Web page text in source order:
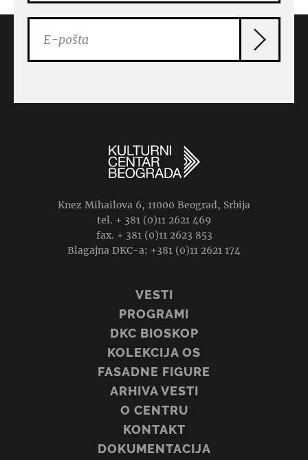
Knez Mihailova 6, 11000 Beograd, Srbija
tel. + 381 (0)11 2621 469
fax. + 381 (0)11 2623 853
Blagajna DKC-a: +381 (0)11 2621 174
VESTI
PROGRAMI
DKC BIOSKOP
KOLEKCIJA OS
FASADNE FIGURE
ARHIVA VESTI
O CENTRU
KONTAKT
DOKUMENTACIJA